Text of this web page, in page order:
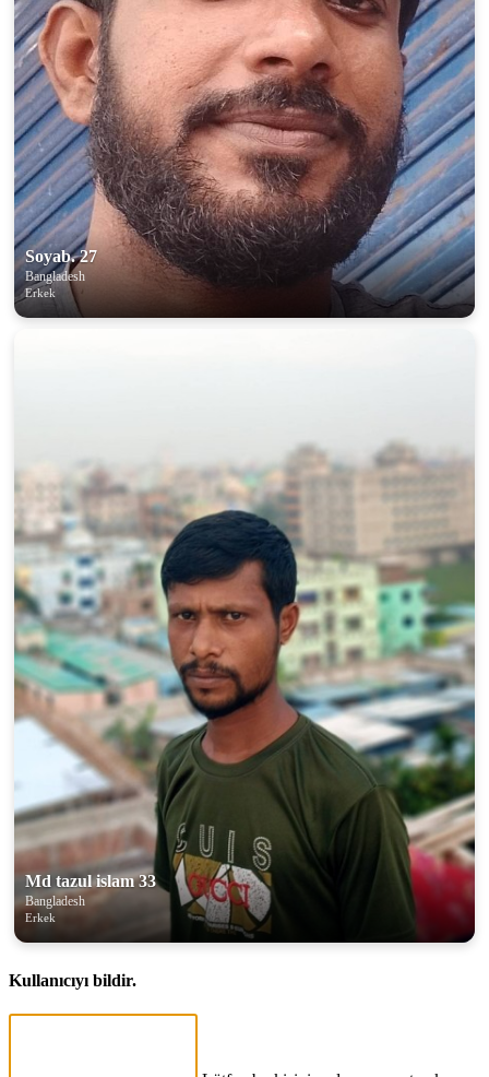
Soyab. 27
Bangladesh
Erkek
Md tazul islam 33
Bangladesh
Erkek
Kullanıcıyı bildir.